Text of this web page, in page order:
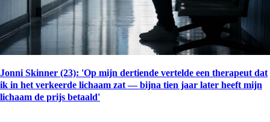
Jonni Skinner (23): 'Op mijn dertiende vertelde een therapeut dat
ik in het verkeerde lichaam zat — bijna tien jaar later heeft mijn
lichaam de prijs betaald'